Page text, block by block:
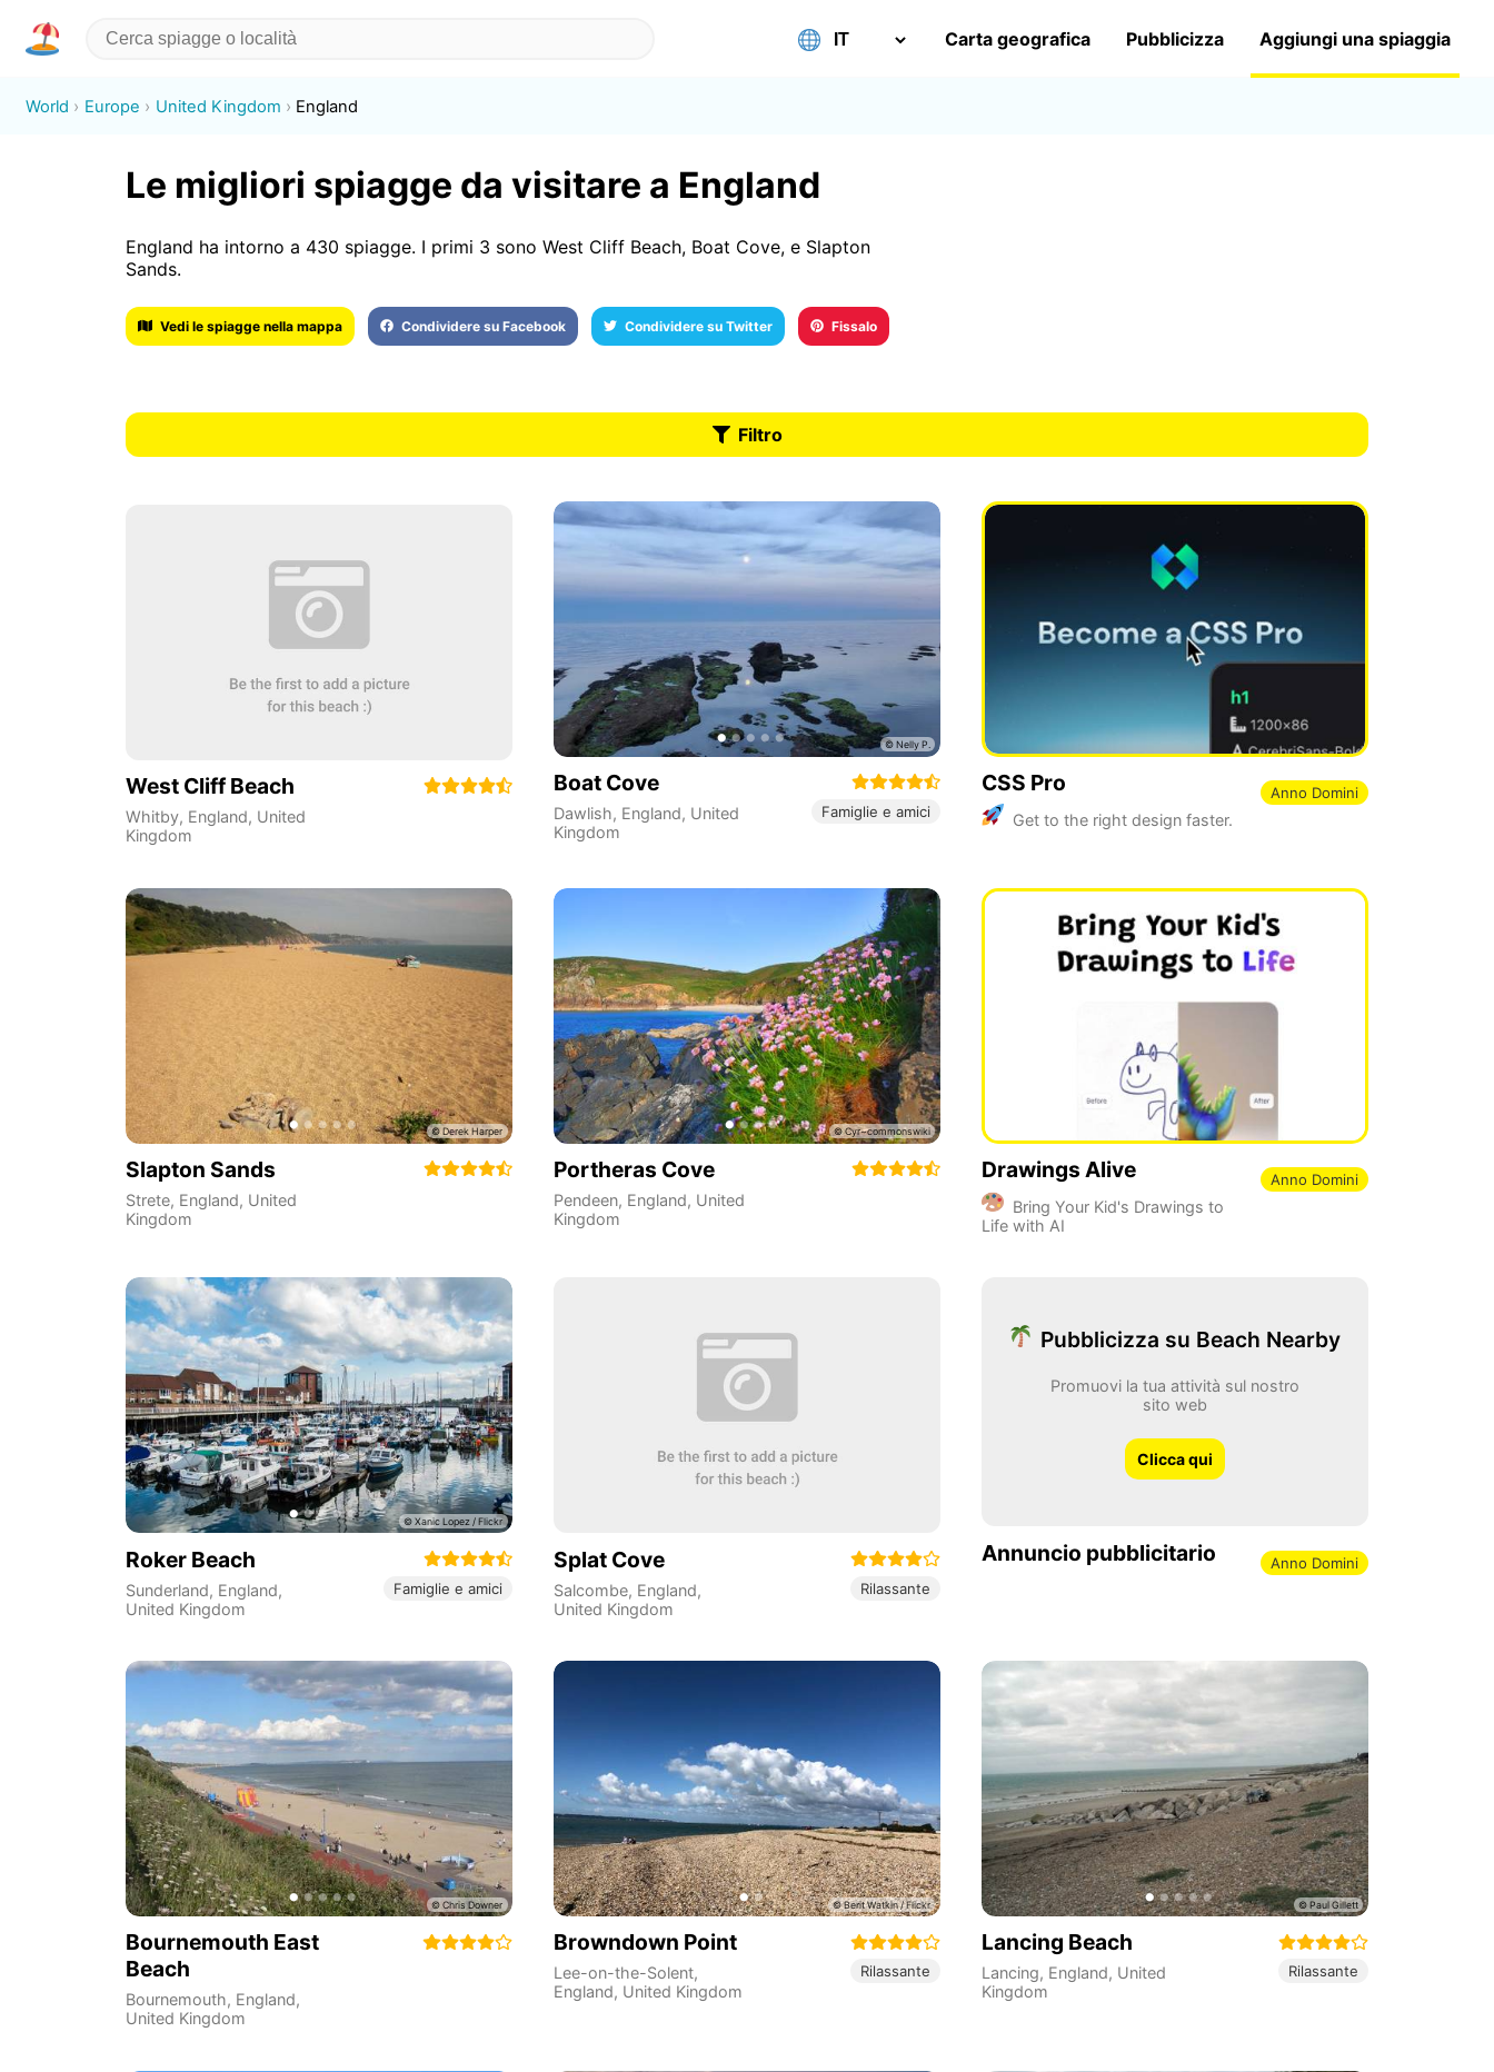
Carta geografica Pubblicizza Aggiungi una spiaggia
World Europe United Kingdom England
Le migliori spiagge da visitare a England
England ha intorno a 430 spiagge. I primi 3 sono West Cliff Beach, Boat Cove, e Slapton
Sands.
Vedi le spiagge nella mappa Condividere su Facebook Condividere su Twitter Fissalo
Filtro
West Cliff Beach
Whitby, England, United
Kingdom
Boat Cove
Dawlish, England, United
Kingdom
Famiglie e amici
CSS Pro
Get to the right design faster.
Anno Domini
Slapton Sands
Strete, England, United
Kingdom
Portheras Cove
Pendeen, England, United
Kingdom
Drawings Alive
Bring Your Kid's Drawings to
Life with AI
Anno Domini
Roker Beach
Sunderland, England,
United Kingdom
Famiglie e amici
Splat Cove
Salcombe, England,
United Kingdom
Rilassante
Pubblicizza su Beach Nearby
Promuovi la tua attività sul nostro
sito web
Clicca qui
Annuncio pubblicitario Anno Domini
Bournemouth East
Beach
Bournemouth, England,
United Kingdom
Browndown Point
Lee-on-the-Solent,
England, United Kingdom
Rilassante
Lancing Beach
Lancing, England, United
Kingdom
Rilassante